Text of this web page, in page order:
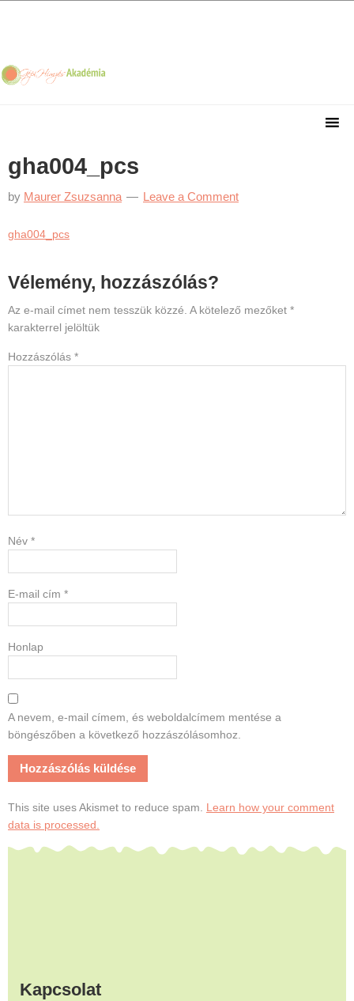
navigation
content
sidebar
gha004_pcs
by Maurer Zsuzsanna Leave a Comment
gha004_pcs
Reader
Interactions
Vélemény, hozzászólás?
Az e-mail címet nem tesszük közzé. A kötelező mezőket *
karakterrel jelöltük
Hozzászólás *
Név *
E-mail cím *
Honlap
A nevem, e-mail címem, és weboldalcímem mentése a
böngészőben a következő hozzászólásomhoz.
This site uses Akismet to reduce spam. Learn how your comment
data is processed.
Kapcsolat